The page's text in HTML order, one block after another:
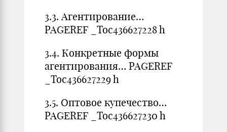
3.3. Агентирование…
PAGEREF _Toc436627228 h
3.4. Конкретные формы
агентирования… PAGEREF
_Toc436627229 h
3.5. Оптовое купечество…
PAGEREF _Toc436627230 h